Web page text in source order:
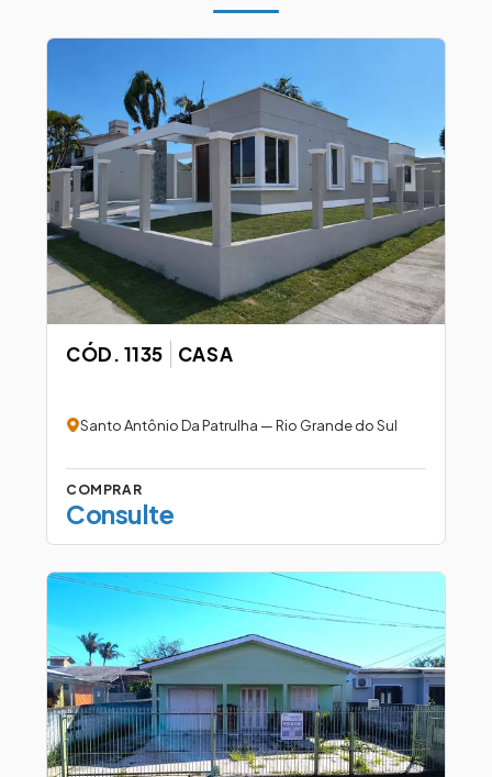
CÓD. 1135 CASA
Santo Antônio Da Patrulha — Rio Grande do Sul
COMPRAR
Consulte